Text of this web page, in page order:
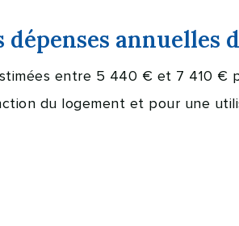
annuelles
entre 5 440 € et 7 410 €
du logement et pour une